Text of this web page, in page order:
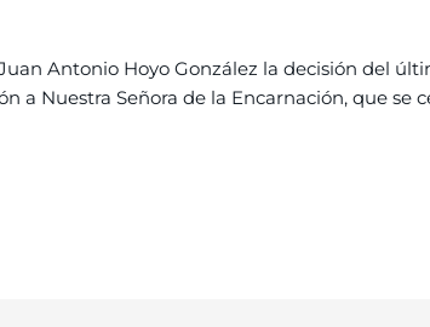
Antonio Hoyo González la decisión del
a Nuestra Señora de la Encarnación, que se